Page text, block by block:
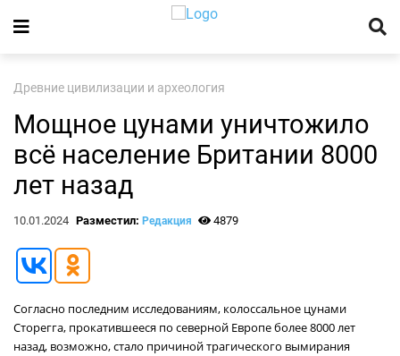
Древние цивилизации и археология
Мощное цунами уничтожило
всё население Британии 8000
лет назад
10.01.2024 Разместил: Редакция 4879
Согласно последним исследованиям, колоссальное цунами
Сторегга, прокатившееся по северной Европе более 8000 лет
назад, возможно, стало причиной трагического вымирания